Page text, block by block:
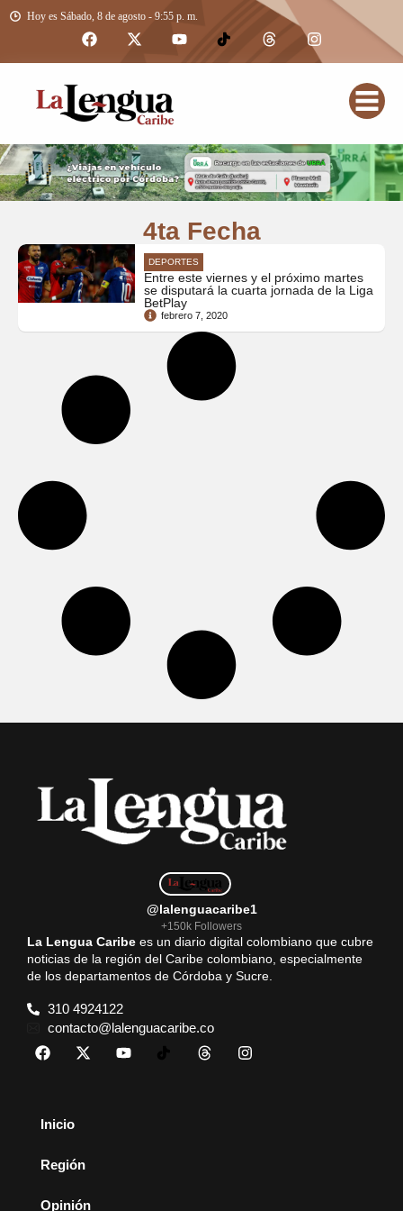
Hoy es Sábado, 8 de agosto - 9:55 p. m.
4ta Fecha
DEPORTES
Entre este viernes y el próximo martes
se disputará la cuarta jornada de la Liga
BetPlay
febrero 7, 2020
@lalenguacaribe1
+150k Followers
La Lengua Caribe es un diario digital colombiano que cubre
noticias de la región del Caribe colombiano, especialmente
de los departamentos de Córdoba y Sucre.
310 4924122
contacto@lalenguacaribe.co
Inicio
Región
Opinión